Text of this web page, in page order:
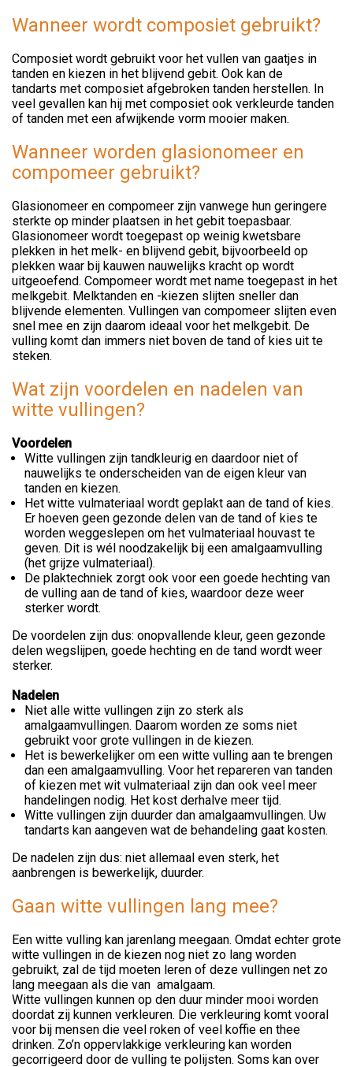
Wanneer wordt composiet gebruikt?
Composiet wordt gebruikt voor het vullen van gaatjes in
tanden en kiezen in het blijvend gebit. Ook kan de
tandarts met composiet afgebroken tanden herstellen. In
veel gevallen kan hij met composiet ook verkleurde tanden
of tanden met een afwijkende vorm mooier maken.
Wanneer worden glasionomeer en
compomeer gebruikt?
Glasionomeer en compomeer zijn vanwege hun geringere
sterkte op minder plaatsen in het gebit toepasbaar.
Glasionomeer wordt toegepast op weinig kwetsbare
plekken in het melk- en blijvend gebit, bijvoorbeeld op
plekken waar bij kauwen nauwelijks kracht op wordt
uitgeoefend. Compomeer wordt met name toegepast in het
melkgebit. Melktanden en -kiezen slijten sneller dan
blijvende elementen. Vullingen van compomeer slijten even
snel mee en zijn daarom ideaal voor het melkgebit. De
vulling komt dan immers niet boven de tand of kies uit te
steken.
Wat zijn voordelen en nadelen van
witte vullingen?
Voordelen
Witte vullingen zijn tandkleurig en daardoor niet of
nauwelijks te onderscheiden van de eigen kleur van
tanden en kiezen.
Het witte vulmateriaal wordt geplakt aan de tand of kies.
Er hoeven geen gezonde delen van de tand of kies te
worden weggeslepen om het vulmateriaal houvast te
geven. Dit is wél noodzakelijk bij een amalgaamvulling
(het grijze vulmateriaal).
De plaktechniek zorgt ook voor een goede hechting van
de vulling aan de tand of kies, waardoor deze weer
sterker wordt.
De voordelen zijn dus: onopvallende kleur, geen gezonde
delen wegslijpen, goede hechting en de tand wordt weer
sterker.
Nadelen
Niet alle witte vullingen zijn zo sterk als
amalgaamvullingen. Daarom worden ze soms niet
gebruikt voor grote vullingen in de kiezen.
Het is bewerkelijker om een witte vulling aan te brengen
dan een amalgaamvulling. Voor het repareren van tanden
of kiezen met wit vulmateriaal zijn dan ook veel meer
handelingen nodig. Het kost derhalve meer tijd.
Witte vullingen zijn duurder dan amalgaamvullingen. Uw
tandarts kan aangeven wat de behandeling gaat kosten.
De nadelen zijn dus: niet allemaal even sterk, het
aanbrengen is bewerkelijk, duurder.
Gaan witte vullingen lang mee?
Een witte vulling kan jarenlang meegaan. Omdat echter grote
witte vullingen in de kiezen nog niet zo lang worden
gebruikt, zal de tijd moeten leren of deze vullingen net zo
lang meegaan als die van amalgaam.
Witte vullingen kunnen op den duur minder mooi worden
doordat zij kunnen verkleuren. Die verkleuring komt vooral
voor bij mensen die veel roken of veel koffie en thee
drinken. Zo’n oppervlakkige verkleuring kan worden
gecorrigeerd door de vulling te polijsten. Soms kan over